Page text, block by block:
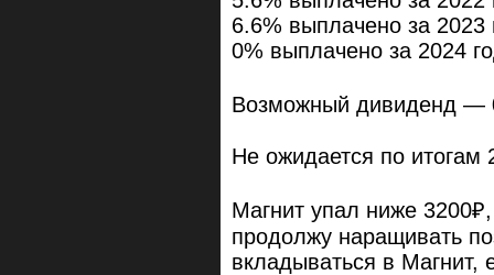
6.6% выплачено за 2023
0% выплачено за 2024
Возможный дивиденд —
Не ожидается по итогам
Магнит упал ниже
продолжу наращивать
вкладываться в Магнит,